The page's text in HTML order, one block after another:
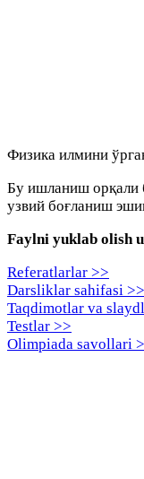
Физика илмини
Бу ишланиш орқали
узвий боғланиш
Faylni yuklab olish
Referatlarlar >>
Darsliklar sahifasi >>
Taqdimotlar va
Testlar >>
Olimpiada savollari